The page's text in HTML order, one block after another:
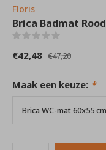
Floris
Brica Badmat Rood
€42,48 €47,20
Maak een keuze: *